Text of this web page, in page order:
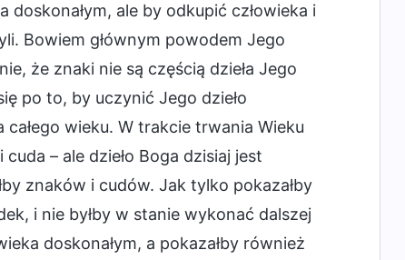
doskonałym, ale by odkupić człowieka i
Bowiem głównym powodem Jego
że znaki nie są częścią dzieła Jego
po to, by uczynić Jego dzieło
całego wieku. W trakcie trwania Wieku
– ale dzieło Boga dzisiaj jest
znaków i cudów. Jak tylko pokazałby
i nie byłby w stanie wykonać dalszej
doskonałym, a pokazałby również